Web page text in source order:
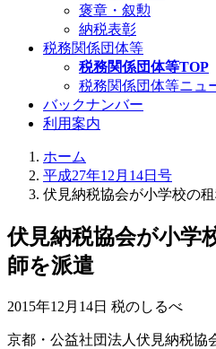
褒章・叙勲
納税表彰
税務関係団体等
税務関係団体等TOP
税務関係団体等ニュ
バックナンバー
利用案内
ホーム
平成27年12月14日号
伏見納税協会が小学校の
伏見納税協会が小学
師を派遣
2015年12月14日 税のしるべ
京都・公益社団法人伏見納税協